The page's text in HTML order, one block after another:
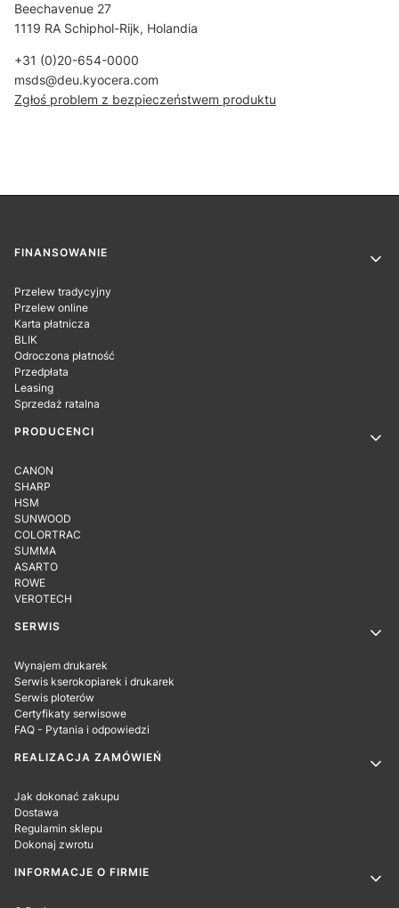
Beechavenue 27
1119 RA Schiphol-Rijk, Holandia
+31 (0)20-654-0000
msds@deu.kyocera.com
Zgłoś problem z bezpieczeństwem produktu
Linki w stopce
FINANSOWANIE
Przelew tradycyjny
Przelew online
Karta płatnicza
BLIK
Odroczona płatność
Przedpłata
Leasing
Sprzedaż ratalna
PRODUCENCI
CANON
SHARP
HSM
SUNWOOD
COLORTRAC
SUMMA
ASARTO
ROWE
VEROTECH
SERWIS
Wynajem drukarek
Serwis kserokopiarek i drukarek
Serwis ploterów
Certyfikaty serwisowe
FAQ - Pytania i odpowiedzi
REALIZACJA ZAMÓWIEŃ
Jak dokonać zakupu
Dostawa
Regulamin sklepu
Dokonaj zwrotu
INFORMACJE O FIRMIE